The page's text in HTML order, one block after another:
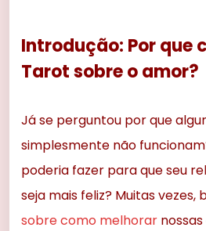
Introdução: Por que
Tarot sobre o amor?
Já se perguntou por que
simplesmente não
poderia fazer para que seu
seja mais feliz? Muitas vezes,
sobre como melhorar